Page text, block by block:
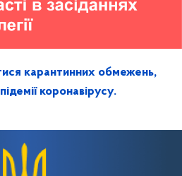
карантинних обмежень,
коронавірусу.